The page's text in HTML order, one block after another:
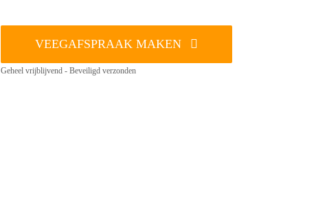
VEEGAFSPRAAK MAKEN
Geheel vrijblijvend - Beveiligd verzonden